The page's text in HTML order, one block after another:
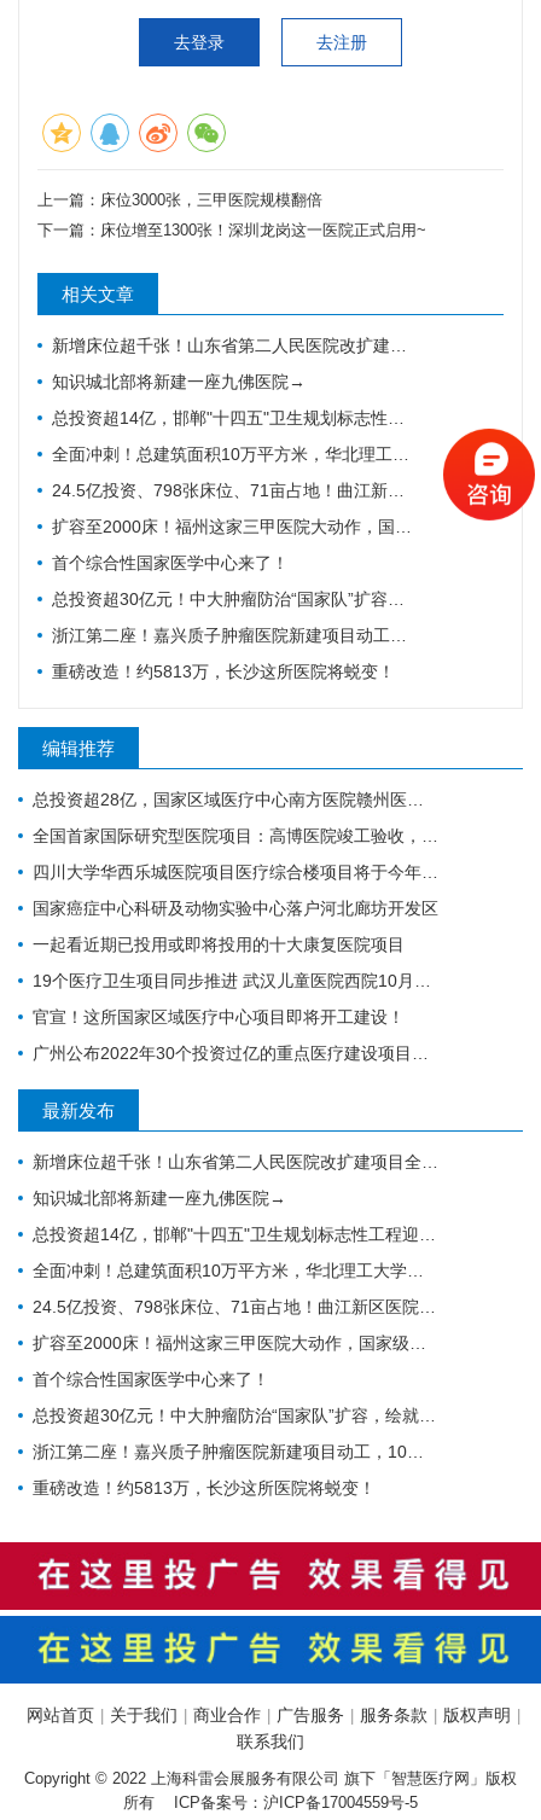
去登录 去注册
上一篇： 床位3000张，三甲医院规模翻倍
下一篇： 床位增至1300张！深圳龙岗这一医院正式启用~
相关文章
新增床位超千张！山东省第二人民医院改扩建项目全力推进，地上主体施工倒计时
知识城北部将新建一座九佛医院→
总投资超14亿，邯郸"十四五"卫生规划标志性工程迎施工方落地
全面冲刺！总建筑面积10万平方米，华北理工大学附属医院花海院区一期工程加速成型
24.5亿投资、798张床位、71亩占地！曲江新区医院的"最后一公里"冲刺
扩容至2000床！福州这家三甲医院大动作，国家级防治基地预计2028年建成
首个综合性国家医学中心来了！
总投资超30亿元！中大肿瘤防治“国家队”扩容，绘就健康天河新蓝图
浙江第二座！嘉兴质子肿瘤医院新建项目动工，10亿投资守护健康嘉兴
重磅改造！约5813万，长沙这所医院将蜕变！
编辑推荐
总投资超28亿，国家区域医疗中心南方医院赣州医院开工建设
全国首家国际研究型医院项目：高博医院竣工验收，明年投入运营
四川大学华西乐城医院项目医疗综合楼项目将于今年竣工
国家癌症中心科研及动物实验中心落户河北廊坊开发区
一起看近期已投用或即将投用的十大康复医院项目
19个医疗卫生项目同步推进 武汉儿童医院西院10月交付 武汉经开区投资70亿元建设“健康车谷”
官宣！这所国家区域医疗中心项目即将开工建设！
广州公布2022年30个投资过亿的重点医疗建设项目，全力打造医疗卫生高地｜广州篇
最新发布
新增床位超千张！山东省第二人民医院改扩建项目全力推进，地上主体施工倒计时
知识城北部将新建一座九佛医院→
总投资超14亿，邯郸"十四五"卫生规划标志性工程迎施工方落地
全面冲刺！总建筑面积10万平方米，华北理工大学附属医院花海院区一期工程加速成型
24.5亿投资、798张床位、71亩占地！曲江新区医院的"最后一公里"冲刺
扩容至2000床！福州这家三甲医院大动作，国家级防治基地预计2028年建成
首个综合性国家医学中心来了！
总投资超30亿元！中大肿瘤防治“国家队”扩容，绘就健康天河新蓝图
浙江第二座！嘉兴质子肿瘤医院新建项目动工，10亿投资守护健康嘉兴
重磅改造！约5813万，长沙这所医院将蜕变！
网站首页 关于我们 商业合作 广告服务 服务条款 版权声明
联系我们
Copyright © 2022 上海科雷会展服务有限公司 旗下「智慧医疗网」版权
所有 ICP备案号： 沪ICP备17004559号-5